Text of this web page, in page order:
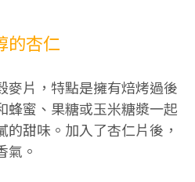
的杏仁
麥片，特點是擁有焙烤過後
蜂蜜、果糖或玉米糖漿一起
甜味。加入了杏仁片後，
氣。